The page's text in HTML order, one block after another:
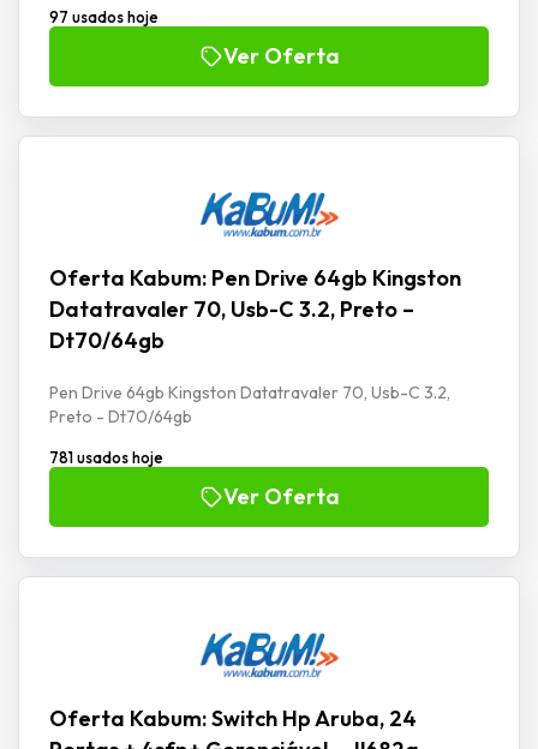
97 usados hoje
Ver Oferta
Oferta Kabum: Pen Drive 64gb Kingston
Datatravaler 70, Usb-C 3.2, Preto –
Dt70/64gb
Pen Drive 64gb Kingston Datatravaler 70, Usb-C 3.2,
Preto - Dt70/64gb
781 usados hoje
Ver Oferta
Oferta Kabum: Switch Hp Aruba, 24